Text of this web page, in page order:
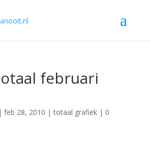
februari
feb 28, 2010 |totaal grafiek| 0